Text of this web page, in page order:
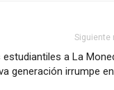
Siguiente
estudiantiles a La
generación irrumpe